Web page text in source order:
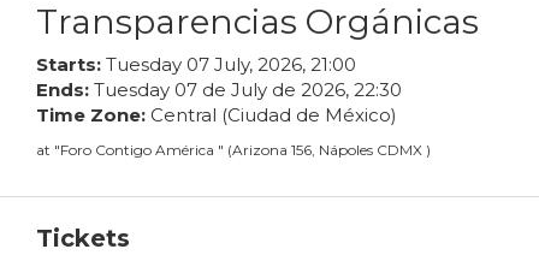
Transparencias Orgánicas
Starts: Tuesday 07 July, 2026, 21:00
Ends: Tuesday 07 de July de 2026, 22:30
Time Zone: Central (Ciudad de México)
at "Foro Contigo América " (Arizona 156, Nápoles CDMX )
Tickets